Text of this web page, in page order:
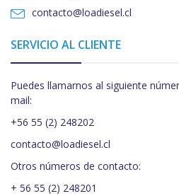
contacto@loadiesel.cl
SERVICIO AL CLIENTE
Puedes llamarnos al siguiente
mail:
+56 55 (2) 248202
contacto@loadiesel.cl
Otros números de contacto:
+ 56 55 (2) 248201